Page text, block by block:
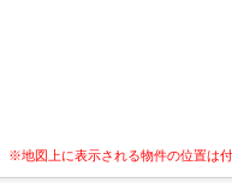
※地図上に表示される物件の位置は